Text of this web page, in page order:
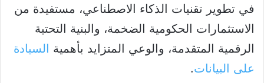
في تطوير تقنيات الذكاء الاصطناعي، مستفيدة من
الاستثمارات الحكومية الضخمة، والبنية التحتية
الرقمية المتقدمة، والوعي المتزايد بأهمية السيادة
على البيانات.